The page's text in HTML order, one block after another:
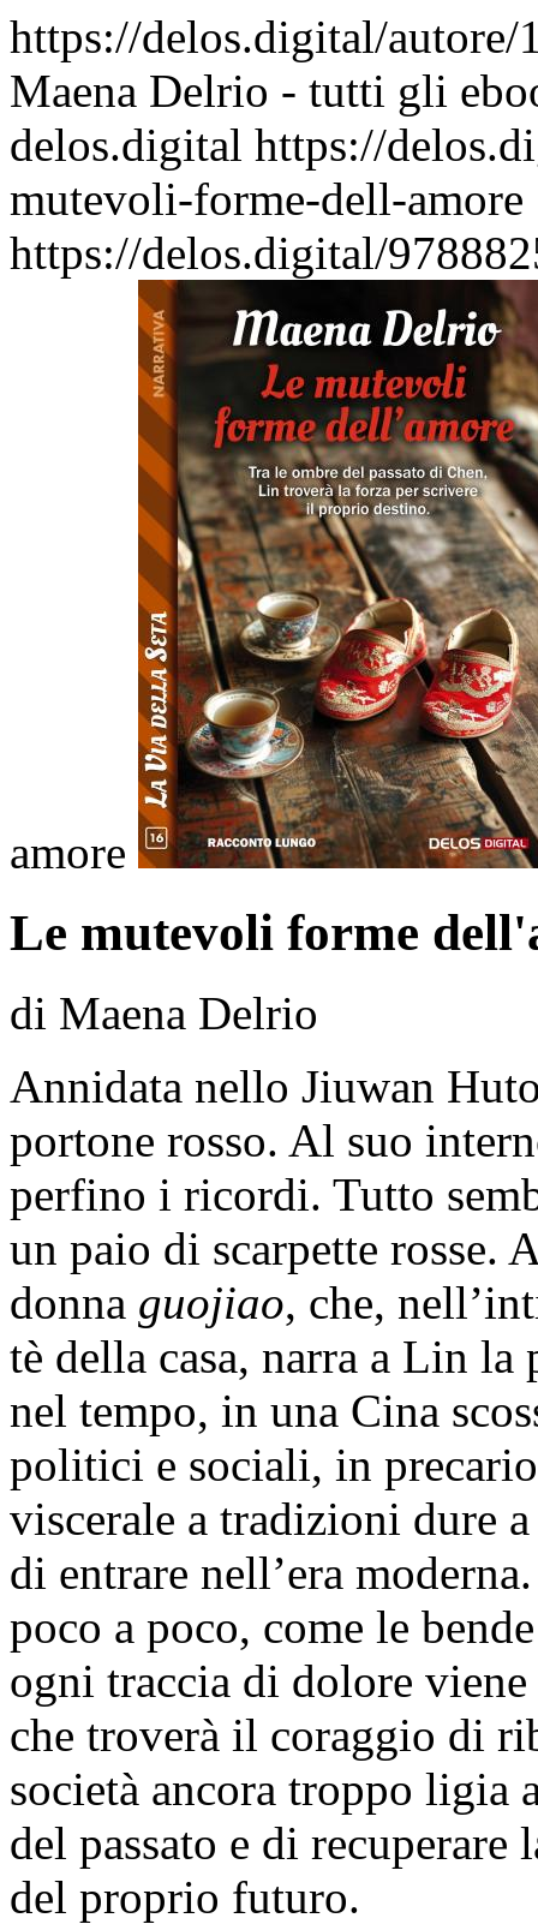
https://delos.digital/
Maena Delrio - tutti gli
delos.digital https://
mutevoli-forme-dell-amore
https://delos.digital/
amore
Le mutevoli forme
di Maena Delrio
Annidata nello Jiuwan
portone rosso. Al suo
perfino i ricordi. Tutto
un paio di scarpette rosse.
donna guojiao, che,
tè della casa, narra a Lin
nel tempo, in una Cina
politici e sociali, in
viscerale a tradizioni dure
di entrare nell’era
poco a poco, come le
ogni traccia di dolore
che troverà il coraggio di
società ancora troppo
del passato e di
del proprio futuro.